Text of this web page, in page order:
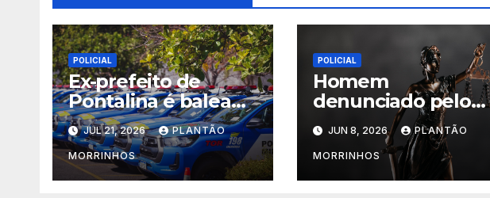
POLICIAL
Ex-prefeito de
Pontalina é baleado
no meio da rua;
suspeito fugiu
JUL 21, 2026 PLANTÃO
MORRINHOS
POLICIAL
Homem
denunciado pelo
MPGO é condenado
a mais de 43 anos
de prisão em caso
de feminicídio da
JUN 8, 2026 PLANTÃO
MORRINHOS